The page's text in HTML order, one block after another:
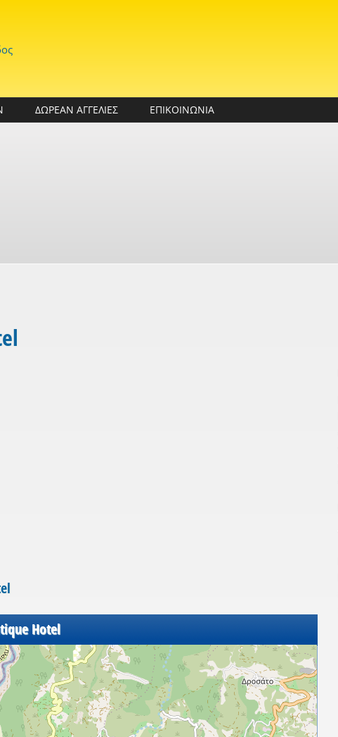
ΔΩΡΕΑΝ ΑΓΓΕΛΙΕΣ ΕΠΙΚΟΙΝΩΝΙΑ
Hotel